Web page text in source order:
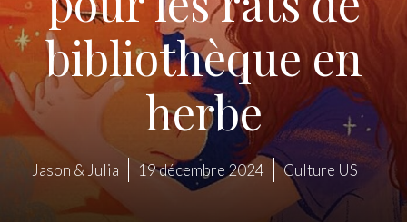
bibliothèque en
herbe
Jason & Julia 19 décembre 2024 Culture US